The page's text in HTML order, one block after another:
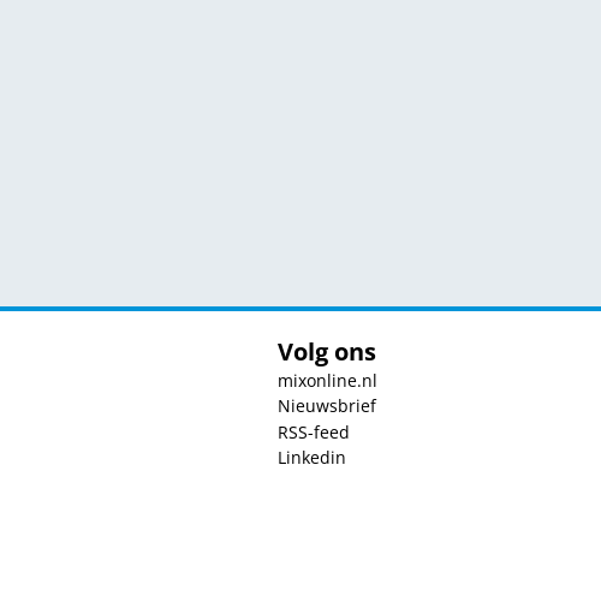
Volg ons
mixonline.nl
Nieuwsbrief
RSS-feed
Linkedin